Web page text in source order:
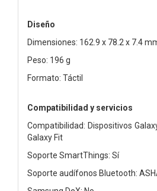
Diseño
Dimensiones: 162.9 x 78.2 x 7.4
Peso: 196 g
Formato: Táctil
Compatibilidad y servicios
Compatibilidad: Dispositivos
Galaxy Fit
Soporte SmartThings: Sí
Soporte audífonos Bluetooth: